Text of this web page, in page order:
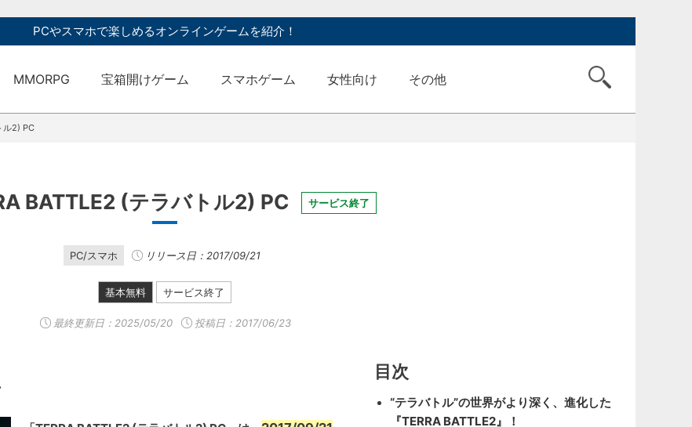
PCやスマホで楽しめるオンラインゲームを紹介！
MMORPG 宝箱開けゲーム スマホゲーム 女性向け その他
ル2) PC
BATTLE2 (テラバトル2) PC サービス終了
PC/スマホ リリース日：2017/09/21
基本無料 サービス終了
最終更新日： 2025/05/20 投稿日：2017/06/23
目次
“テラバトル”の世界がより深く、進化した
『TERRA BATTLE2』！